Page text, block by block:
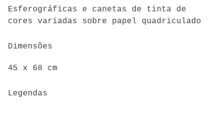
Esferográficas e canetas de tinta de
cores variadas sobre papel quadriculado
Dimensões
45 x 68 cm
Legendas